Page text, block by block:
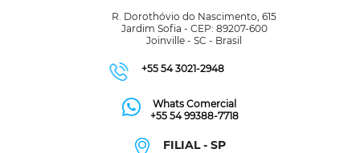
R. Dorothóvio do Nascimento, 615
Jardim Sofia - CEP: 89207-600
Joinville - SC - Brasil
+55 54 3021-2948
Whats Comercial
+55 54 99388-7718
FILIAL - SP